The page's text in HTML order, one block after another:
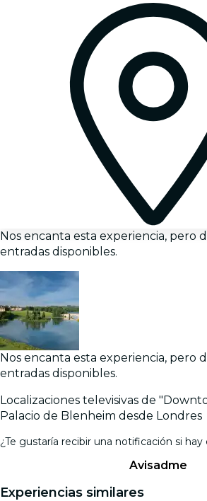
Nos encanta esta experiencia, pero
entradas disponibles.
Nos encanta esta experiencia, pero
entradas disponibles.
Localizaciones televisivas de
Palacio de Blenheim desde Londres
¿Te gustaría recibir una notificación si hay
Avisadme
Experiencias similares